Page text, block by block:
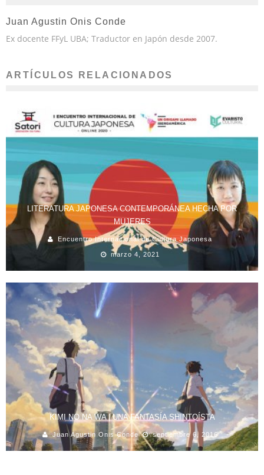
Juan Agustin Onis Conde
Ex docente FFyL UBA; Traductor en Japón desde 2007.
ARTÍCULOS RELACIONADOS
LITERATURA JAPONESA CONTEMPORÁNEA HECHA POR
MUJERES
Encuentro Internacional de Cultura Japonesa
marzo 4, 2021
KIMI NO NA WA | UNA FANTASÍA SHINTOÍSTA
Juan Agustin Onis Conde septiembre 6, 2016